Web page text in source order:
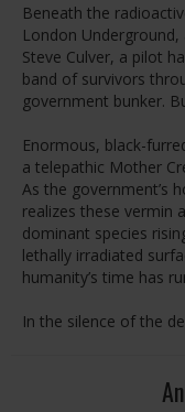
Beneath the
London
Steve Culver, a pilot
band of survivors
government bunker.
Enormous, black-
a telepathic Mother
As the government’s
realizes these vermin
dominant species
lethally irradiated
humanity’s time has
In the silence of the